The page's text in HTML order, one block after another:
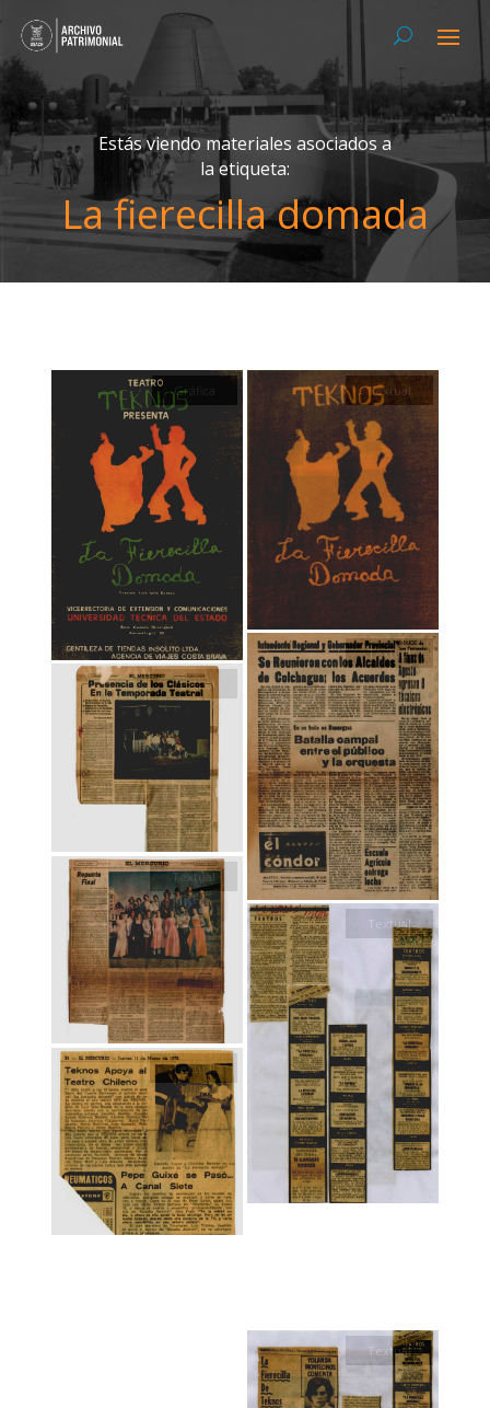
Estás viendo materiales asociados a
la etiqueta:
La fierecilla domada
Gráfica Textual
Textual
Textual
Textual
Textual
Textual
Textual